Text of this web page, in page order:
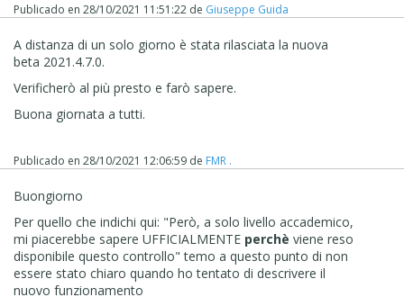
Publicado en 28/10/2021 11:51:22 de Giuseppe Guida
A distanza di un solo giorno è stata rilasciata la nuova
beta 2021.4.7.0.
Verificherò al più presto e farò sapere.
Buona giornata a tutti.
Publicado en 28/10/2021 12:06:59 de FMR .
Buongiorno
Per quello che indichi qui: "Però, a solo livello accademico,
mi piacerebbe sapere UFFICIALMENTE perchè viene reso
disponibile questo controllo" temo a questo punto di non
essere stato chiaro quando ho tentato di descrivere il
nuovo funzionamento